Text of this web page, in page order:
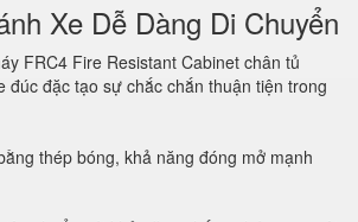
Xe Dễ Dàng Di Chuyển
FRC4 Fire Resistant Cabinet chân tủ
đúc đặc tạo sự chắc chắn thuận tiện trong
thép bóng, khả năng đóng mở mạnh